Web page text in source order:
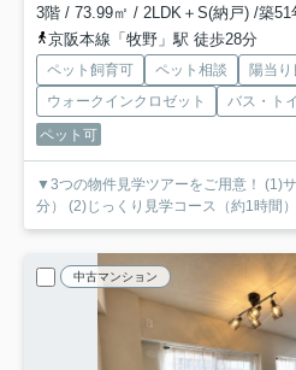
3階 / 73.99㎡ / 2LDK＋S(納戸) /築51
京阪本線「牧野」駅 徒歩28分
ペット飼育可 ペット相談 陽当り
ウォークインクロゼット
バス・ト
ペット可
▼3つの物件見学ツアーをご用意！ (1)
分） (2)じっくり見学コース（約1時間）
中古マンション